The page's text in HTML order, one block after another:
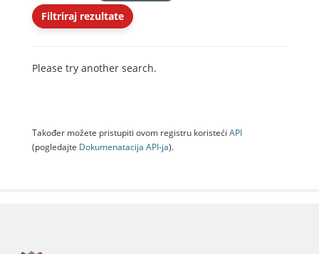
Filtriraj rezultate
Please try another search.
Također možete pristupiti ovom registru koristeći API
(pogledajte Dokumenаtаcijа API-jа).